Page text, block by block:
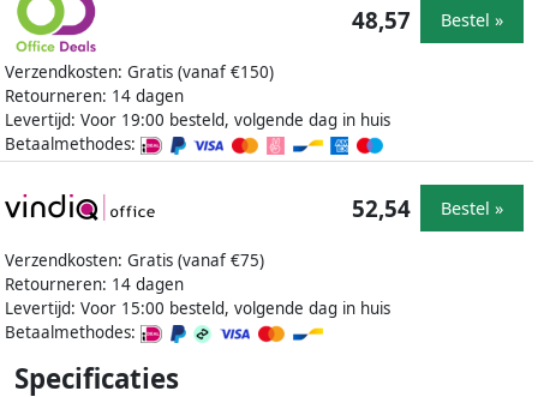
Verzendkosten: Gratis (vanaf €150)
Retourneren: 14 dagen
Levertijd: Voor 19:00 besteld, volgende dag in huis
Betaalmethodes:
48,57 Bestel »
Verzendkosten: Gratis (vanaf €75)
Retourneren: 14 dagen
Levertijd: Voor 15:00 besteld, volgende dag in huis
Betaalmethodes:
52,54 Bestel »
Specificaties